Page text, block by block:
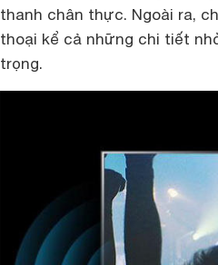
thanh chân thực. Ngoài ra,
thoại kể cả những chi tiết
trọng.